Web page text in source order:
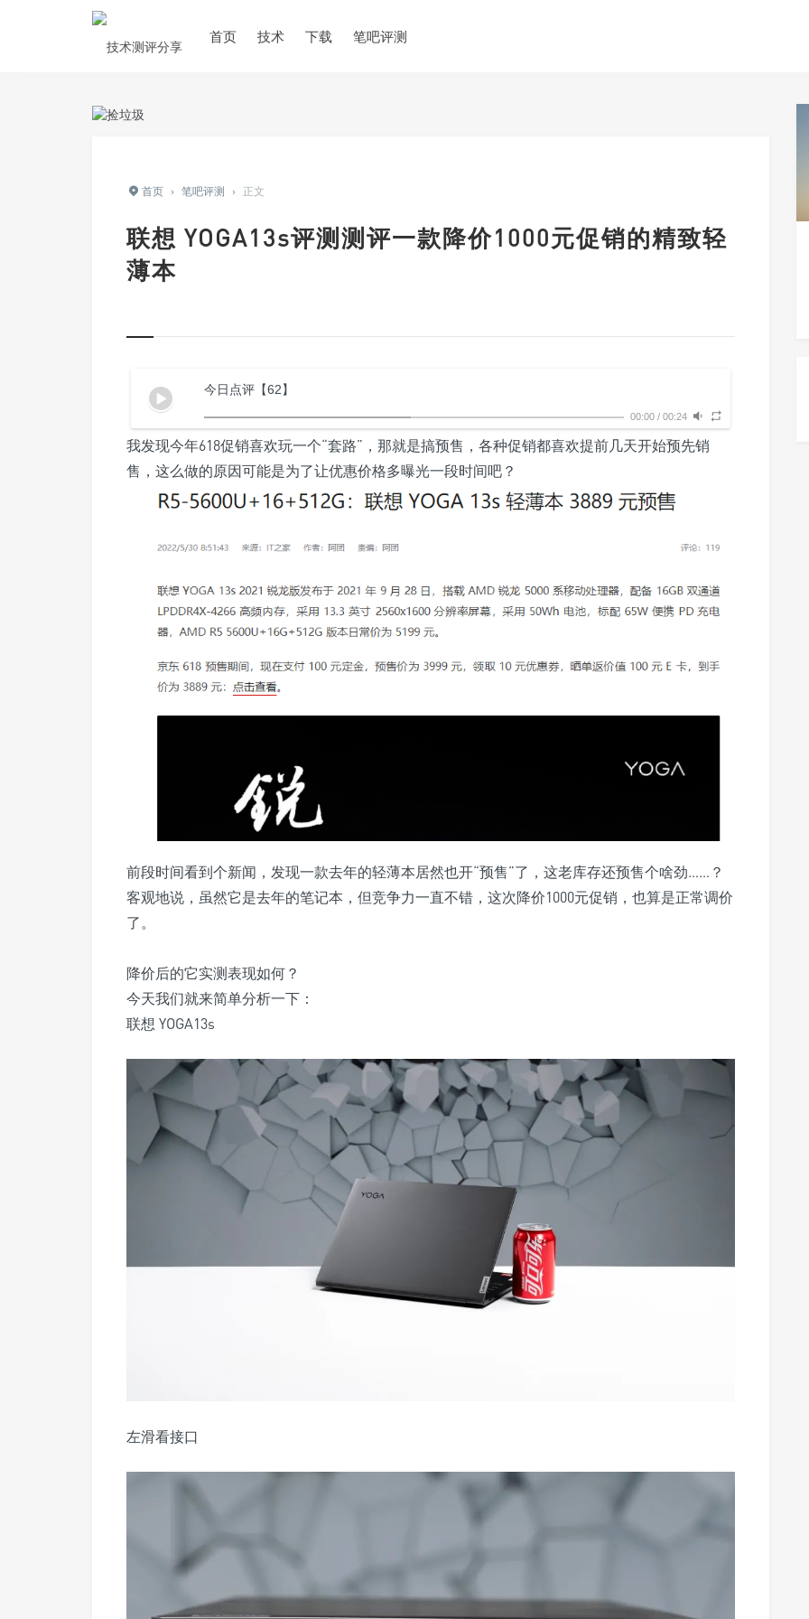
首页 技术 下载 笔吧评测
首页 › 笔吧评测 › 正文
联想 YOGA13s评测测评一款降价1000元促销的精致轻
薄本
今日点评【62】
00:00 / 00:24
我发现今年618促销喜欢玩一个“套路”，那就是搞预售，各种促销都喜欢提前几天开始预先销
售，这么做的原因可能是为了让优惠价格多曝光一段时间吧？
前段时间看到个新闻，发现一款去年的轻薄本居然也开“预售”了，这老库存还预售个啥劲……？
客观地说，虽然它是去年的笔记本，但竞争力一直不错，这次降价1000元促销，也算是正常调价
了。
降价后的它实测表现如何？
今天我们就来简单分析一下：
联想 YOGA13s
左滑看接口